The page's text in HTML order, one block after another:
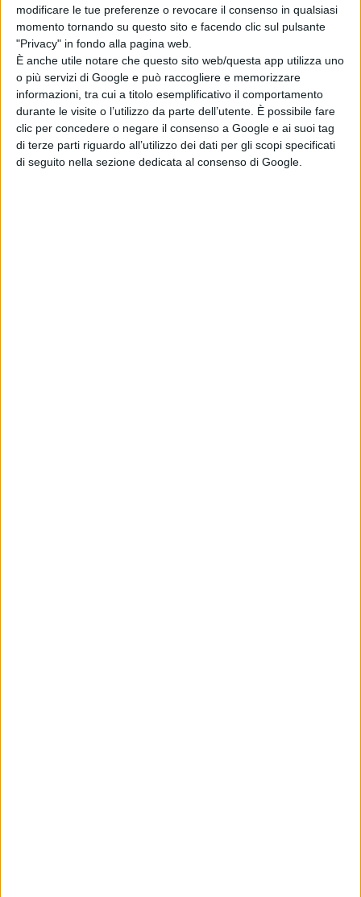
modificare le tue preferenze o revocare il consenso in qualsiasi
momento tornando su questo sito e facendo clic sul pulsante
"Privacy" in fondo alla pagina web.
È anche utile notare che questo sito web/questa app utilizza uno
o più servizi di Google e può raccogliere e memorizzare
informazioni, tra cui a titolo esemplificativo il comportamento
durante le visite o l’utilizzo da parte dell’utente. È possibile fare
clic per concedere o negare il consenso a Google e ai suoi tag
di terze parti riguardo all’utilizzo dei dati per gli scopi specificati
di seguito nella sezione dedicata al consenso di Google.
2016
SPORT